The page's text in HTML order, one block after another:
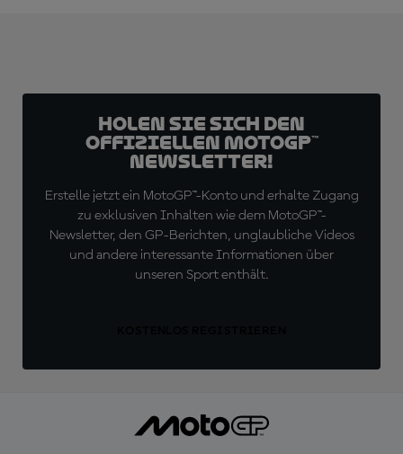
Holen Sie sich den
offiziellen MotoGP™
Newsletter!
Erstelle jetzt ein MotoGP™-Konto und erhalte Zugang
zu exklusiven Inhalten wie dem MotoGP™-
Newsletter, den GP-Berichten, unglaubliche Videos
und andere interessante Informationen über
unseren Sport enthält.